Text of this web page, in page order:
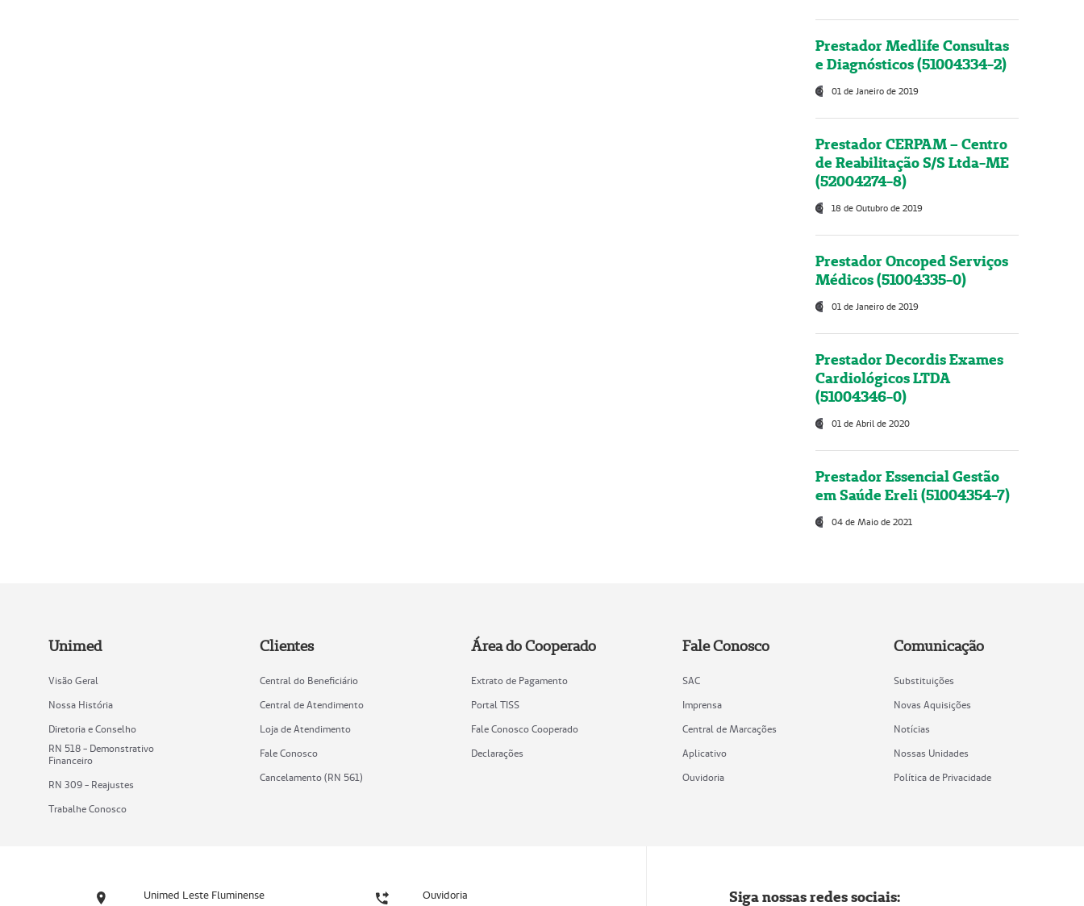
Prestador Medlife Consultas
e Diagnósticos (51004334-2)
01 de Janeiro de 2019
Prestador CERPAM – Centro
de Reabilitação S/S Ltda-ME
(52004274-8)
18 de Outubro de 2019
Prestador Oncoped Serviços
Médicos (51004335-0)
01 de Janeiro de 2019
Prestador Decordis Exames
Cardiológicos LTDA
(51004346-0)
01 de Abril de 2020
Prestador Essencial Gestão
em Saúde Ereli (51004354-7)
04 de Maio de 2021
Unimed
Visão Geral
Nossa História
Diretoria e Conselho
RN 518 - Demonstrativo
Financeiro
RN 309 - Reajustes
Trabalhe Conosco
Clientes
Central do Beneficiário
Central de Atendimento
Loja de Atendimento
Fale Conosco
Cancelamento (RN 561)
Área do Cooperado
Extrato de Pagamento
Portal TISS
Fale Conosco Cooperado
Declarações
Fale Conosco
SAC
Imprensa
Central de Marcações
Aplicativo
Ouvidoria
Comunicação
Substituições
Novas Aquisições
Notícias
Nossas Unidades
Política de Privacidade
Unimed Leste Fluminense Ouvidoria Siga nossas redes sociais: